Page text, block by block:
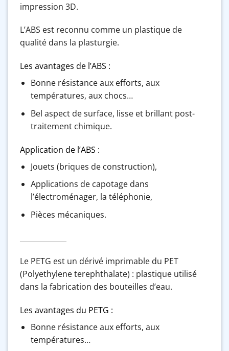
impression 3D.
L’ABS est reconnu comme un plastique de
qualité dans la plasturgie.
Les avantages de l’ABS :
Bonne résistance aux efforts, aux
températures, aux chocs…
Bel aspect de surface, lisse et brillant post-
traitement chimique.
Application de l’ABS :
Jouets (briques de construction),
Applications de capotage dans
l’électroménager, la téléphonie,
Pièces mécaniques.
Le PETG est un dérivé imprimable du PET
(Polyethylene terephthalate) : plastique utilisé
dans la fabrication des bouteilles d’eau.
Les avantages du PETG :
Bonne résistance aux efforts, aux
températures…